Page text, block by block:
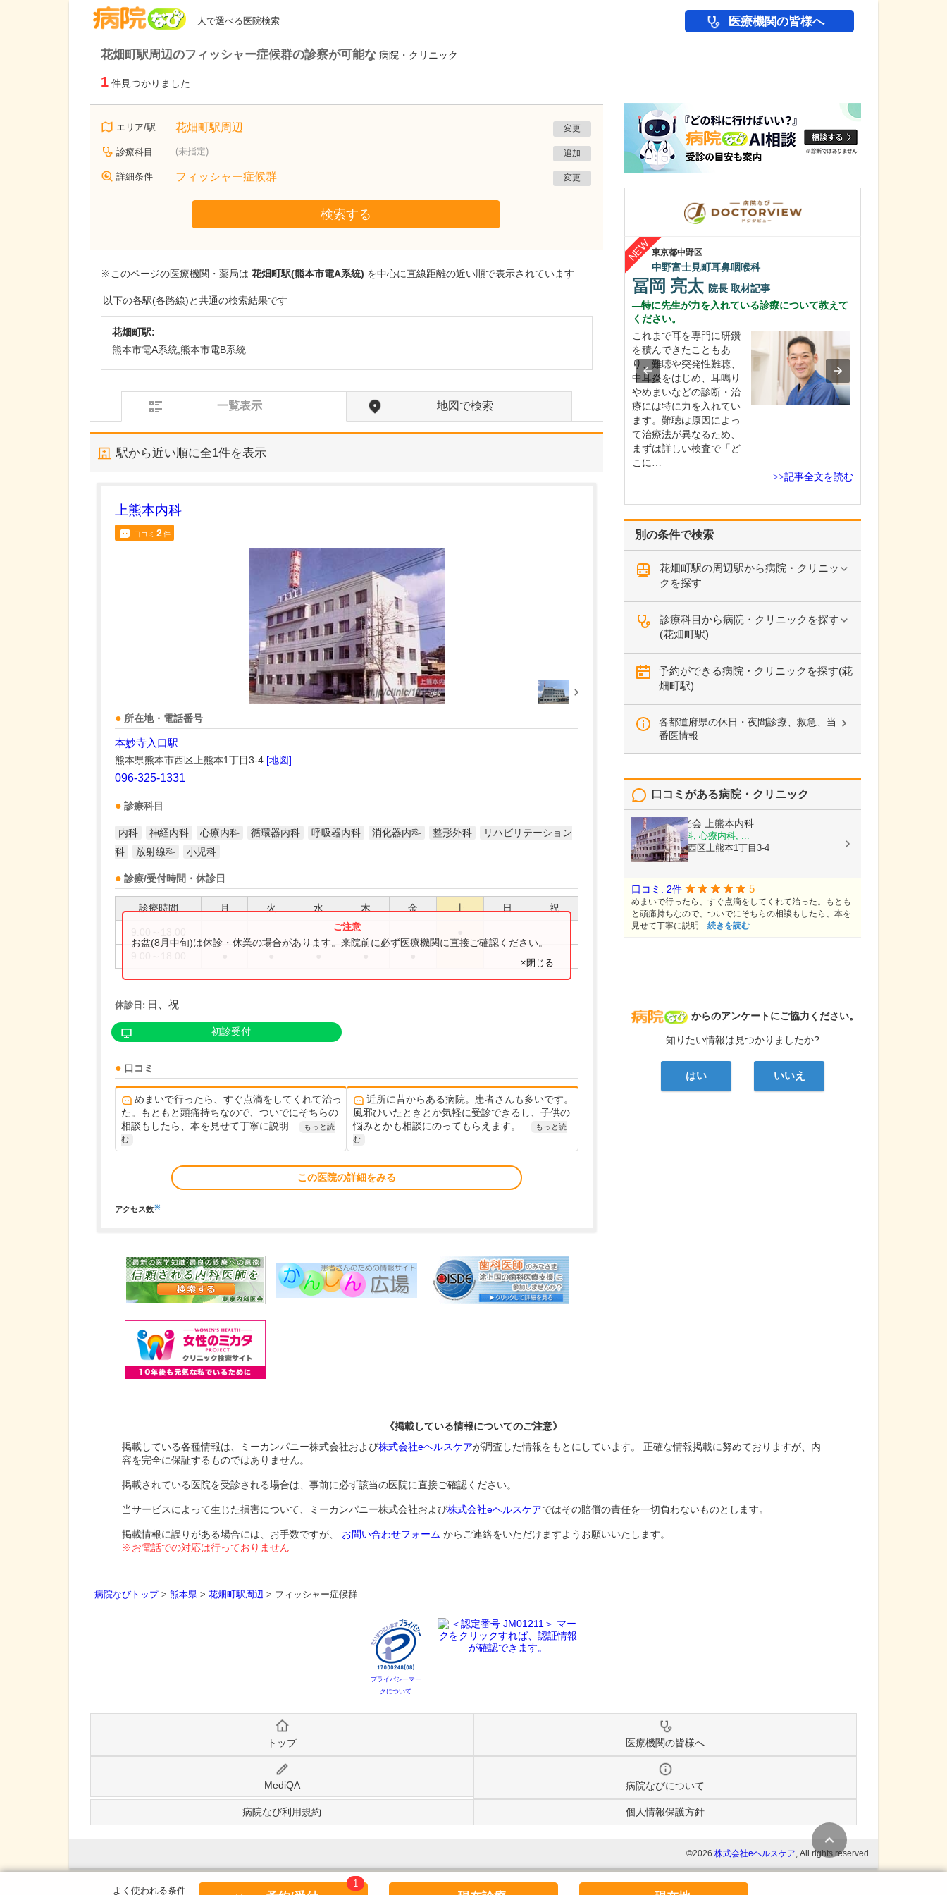
人で選べる医院検索 医療機関の皆様へ
花畑町駅周辺のフィッシャー症候群の診察が可能な 病院・クリニック
1 件見つかりました
エリア/駅 花畑町駅周辺 変更
診療科目 (未指定) 追加
詳細条件 フィッシャー症候群 変更
検索する
※このページの医療機関・薬局は 花畑町駅(熊本市電A系統) を中心に直線距離の近い順で表示されています
以下の各駅(各路線)と共通の検索結果です
花畑町駅:
熊本市電A系統,熊本市電B系統
一覧表示 地図で検索
駅から近い順に全1件を表示
上熊本内科
口コミ 2件
所在地・電話番号
本妙寺入口駅
熊本県熊本市西区上熊本1丁目3-4 [地図]
096-325-1331
診療科目
内科 神経内科 心療内科 循環器内科 呼吸器内科 消化器内科 整形外科
リハビリテーション
科
放射線科 小児科
診療/受付時間・休診日
診療時間 月 火 水 木 金 土 日 祝
お盆(8月中旬)は休診・休業の場合があります。来院前に必ず医療機関に直接ご確認ください。
×閉じる
休診日: 日、祝
初診受付
口コミ
めまいで行ったら、すぐ点滴をしてくれて治っ
た。もともと頭痛持ちなので、ついでにそちらの
相談もしたら、本を見せて丁寧に説明...
もっと読
む
近所に昔からある病院。患者さんも多いです。
風邪ひいたときとか気軽に受診できるし、子供の
悩みとかも相談にのってもらえます。...
もっと読
む
この医院の詳細をみる
アクセス数※
別の条件で検索
花畑町駅の周辺駅から病院・クリニッ
クを探す
診療科目から病院・クリニックを探す
(花畑町駅)
予約ができる病院・クリニックを探す(花
畑町駅)
各都道府県の休日・夜間診療、救急、当
番医情報
病院なび
からのアンケートにご協力ください。
知りたい情報は見つかりましたか?
はい いいえ
口コミがある病院・クリニック
医療法人陽光会 上熊本内科
内科, 神経内科, 心療内科, ...
熊本県熊本市西区上熊本1丁目3-4
口コミ: 2件 5
めまいで行ったら、すぐ点滴をしてくれて治った。もとも
と頭痛持ちなので、ついでにそちらの相談もしたら、本を
見せて丁寧に説明... 続きを読む
熊本県熊本市南区
たかしお内科ハートクリニック
たのにはどのような理由があったのでしょうか?
ん。しかも、悪化と改善
を繰り返しながら病状は
だんだん悪くなっていき
ます。大学病院で後進の
東京都中野区
中野富士見町耳鼻咽喉科
冨岡 亮太 院長 取材記事
特に先生が力を入れている診療について教えて
ください。
これまで耳を専門に研鑽
を積んできたこともあ
り、難聴や突発性難聴、
中耳炎をはじめ、耳鳴り
やめまいなどの診断・治
療には特に力を入れてい
ます。難聴は原因によっ
て治療法が異なるため、
まずは詳しい検査で「ど
こに…
>>記事全文を読む
《掲載している情報についてのご注意》
掲載している各種情報は、ミーカンパニー株式会社および株式会社eヘルスケアが調査した情報をもとにしています。 正確な情報掲載に努めておりますが、内
容を完全に保証するものではありません。
掲載されている医院を受診される場合は、事前に必ず該当の医院に直接ご確認ください。
当サービスによって生じた損害について、ミーカンパニー株式会社および株式会社eヘルスケアではその賠償の責任を一切負わないものとします。
掲載情報に誤りがある場合には、お手数ですが、 お問い合わせフォーム からご連絡をいただけますようお願いいたします。
※お電話での対応は行っておりません
病院なびトップ> 熊本県 > 花畑町駅周辺 > フィッシャー症候群
プライバシーマー
クについて
トップ 医療機関の皆様へ
MediQA 病院なびについて
病院なび利用規約 個人情報保護方針
©2026 株式会社eヘルスケア, All rights reserved.
1